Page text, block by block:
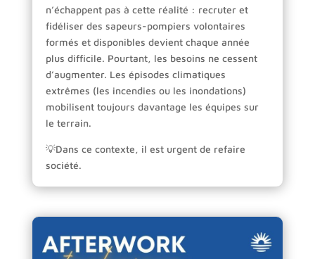
n’échappent pas à cette réalité : recruter et
fidéliser des sapeurs-pompiers volontaires
formés et disponibles devient chaque année
plus difficile. Pourtant, les besoins ne cessent
d’augmenter. Les épisodes climatiques
extrêmes (les incendies ou les inondations)
mobilisent toujours davantage les équipes sur
le terrain.
💡Dans ce contexte, il est urgent de refaire
société.